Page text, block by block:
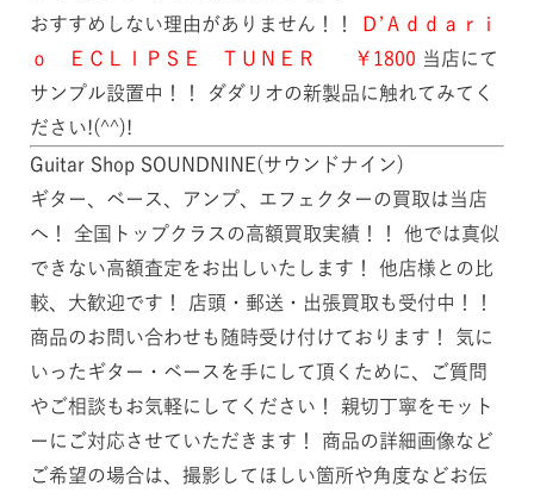
おすすめしない理由がありません！！
Ｄ’Ａｄｄａｒｉ
ｏ ＥＣＬＩＰＳＥ ＴＵＮＥＲ ￥1800 当店にて
サンプル設置中！！ ダダリオの新製品に触れてみてく
ださい!(^^)!
Guitar Shop SOUNDNINE(サウンドナイン)
ギター、ベース、アンプ、エフェクターの買取は当店
へ！ 全国トップクラスの高額買取実績！！ 他では真似
できない高額査定をお出しいたします！ 他店様との比
較、大歓迎です！ 店頭・郵送・出張買取も受付中！！
商品のお問い合わせも随時受け付けております！ 気に
いったギター・ベースを手にして頂くために、ご質問
やご相談もお気軽にしてください！ 親切丁寧をモット
ーにご対応させていただきます！ 商品の詳細画像など
ご希望の場合は、撮影してほしい箇所や角度などお伝